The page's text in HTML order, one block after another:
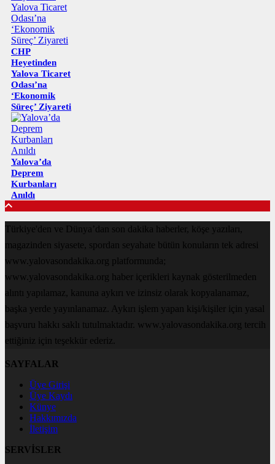
CHP
Heyetinden
Yalova Ticaret
Odası’na
‘Ekonomik
Süreç’ Ziyareti
Yalova’da
Deprem
Kurbanları
Anıldı
Türkiye'den ve Dünya’dan son dakika haberler, köşe yazıları,
magazinden siyasete, spordan seyahate bütün konuların tek adresi
www.yalovasondakika.org platformunda;
www.yalovasondakika.org haber içerikleri kaynak gösterilmeden
alıntı yapılamaz, kanuna aykırı ve izinsiz olarak kopyalanamaz,
başka yerde yayınlanamaz. Aykırı işlem yapan kişi/kişiler için yasal
başvuru hakkı saklı tutulmaktadır. www.yalovasondakika.org tercih
ettiğiniz için teşekkür ederiz.
SAYFALAR
Üye Girişi
Üye Kaydı
Künye
Hakkımızda
İletişim
SERVİSLER